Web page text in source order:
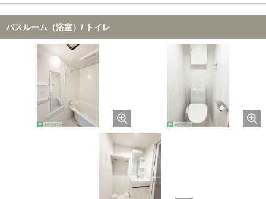
バスルーム（浴室）/ トイレ